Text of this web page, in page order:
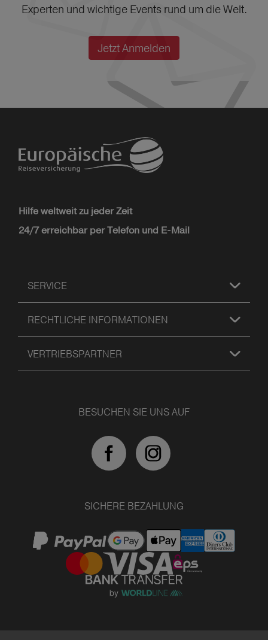
Experten und wichtige Events rund um die Welt.
Jetzt Anmelden
Hilfe weltweit zu jeder Zeit
24/7 erreichbar per Telefon und E-Mail
SERVICE
RECHTLICHE INFORMATIONEN
VERTRIEBSPARTNER
BESUCHEN SIE UNS AUF
SICHERE BEZAHLUNG